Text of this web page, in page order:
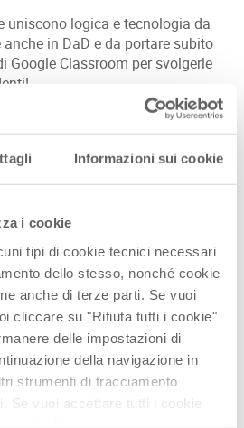
Informazioni sui cookie
i cookie
tipi di cookie tecnici necessari
dello stesso, nonché cookie
anche di terze parti. Se vuoi
cliccare su "Rifiuta tutti i cookie"
delle impostazioni di
della navigazione in
strumenti di tracciamento
Se vuoi accettare tutti i cookie
uniscono logica e tecnologia da
in DaD e da portare subito
Google Classroom per svolgerle
scaricare i materiali
scaricare i materiali
scaricare i materiali
lezione
la
del webinar
10, 11 e 12